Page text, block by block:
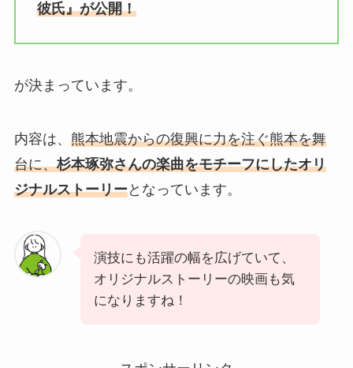
彼氏』が公開！
が決まっています。
内容は、 熊本地震からの復興に力を注ぐ熊本を舞
台に、杉本琢弥さんの楽曲をモチーフにしたオリ
ジナルストーリーとなっています。
演技にも活躍の幅を広げていて、
オリジナルストーリーの映画も気
になりますね！